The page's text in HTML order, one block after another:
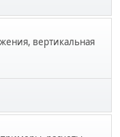
вертикальная